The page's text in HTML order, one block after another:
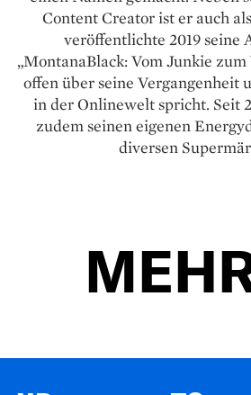
Content Creator ist er auch
veröffentlichte 2019 seine
„MontanaBlack: Vom Junkie
offen über seine Vergangenheit
in der Onlinewelt spricht. Seit
zudem seinen eigenen
diversen